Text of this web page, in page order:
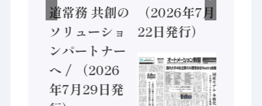
道常務 共創の
ソリューショ
ンパートナー
へ / （2026
年7月29日発
（2026年7月
22日発行）
ントローラ
（2026年8